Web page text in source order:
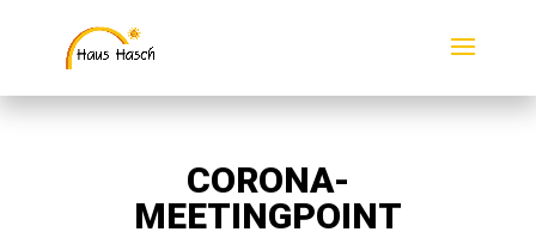
CORONA-
MEETINGPOINT